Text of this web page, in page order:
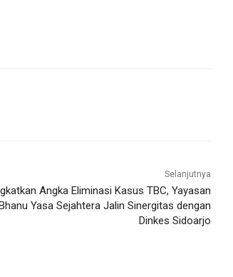
Selanjutnya
Angka Eliminasi Kasus TBC, Yayasan
Yasa Sejahtera Jalin Sinergitas dengan
Dinkes Sidoarjo